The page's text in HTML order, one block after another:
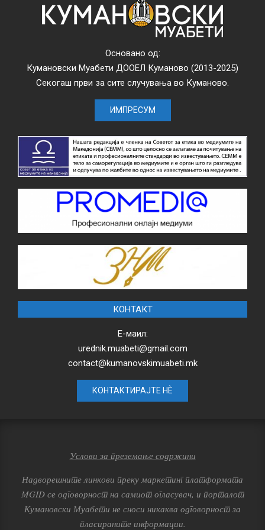
Основано од:
Кумановски Муабети ДООЕЛ Куманово (2013-2025)
Секогаш први за сите случувања во Куманово.
ИМПРЕСУМ
КОНТАКТ
Е-маил:
urednik.muabeti@gmail.com
contact@kumanovskimuabeti.mk
КОНТАКТИРАЈТЕ НЀ
Услови за преземање содржини
Надворешните линкови преку маркетинг платформата
MGID се одговорност на самиот огласувач, и порталот
Кумановски Муабети не сноси никаква одговорност за
пласираните информации.